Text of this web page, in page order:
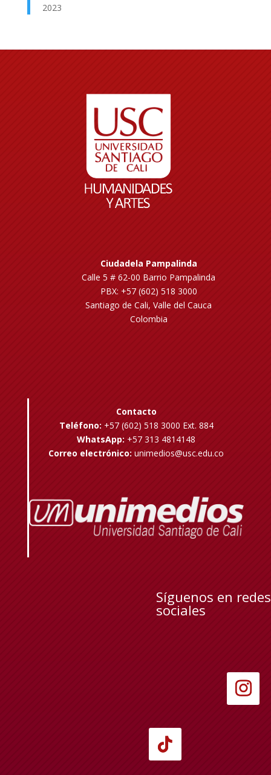
2023
Ciudadela Pampalinda
Calle 5 # 62-00 Barrio Pampalinda
PBX: +57 (602) 518 3000
Santiago de Cali, Valle del Cauca
Colombia
Contacto
Teléfono: +57 (602) 518 3000 Ext. 884
WhatsApp: +57 313 4814148
Correo electrónico: unimedios@usc.edu.co
Síguenos en redes
sociales